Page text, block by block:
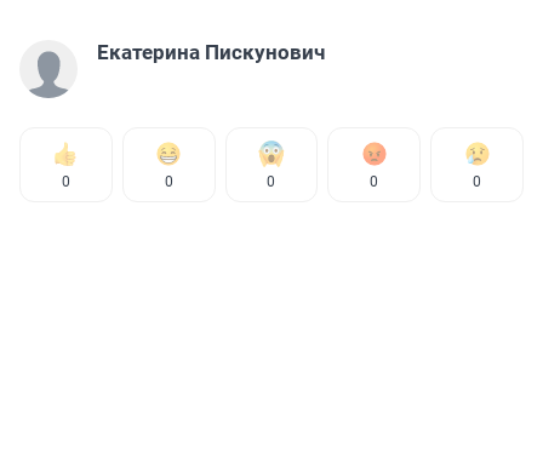
Екатерина Пискунович
0 0 0 0 0